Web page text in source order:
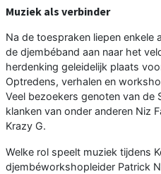
Muziek als verbinder
Na de toespraken liepen enkele
de djembéband aan naar het
herdenking geleidelijk plaats
Optredens, verhalen en
Veel bezoekers genoten van de
klanken van onder anderen Niz
Krazy G.
Welke rol speelt muziek tijdens
djembéworkshopleider Patrick